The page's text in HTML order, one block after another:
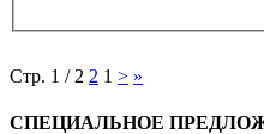
Стр. 1 / 2 2 1 > »
СПЕЦИАЛЬНОЕ